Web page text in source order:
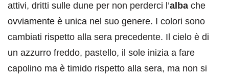
attivi, dritti sulle dune per non perderci l’alba che
ovviamente è unica nel suo genere. I colori sono
cambiati rispetto alla sera precedente. Il cielo è di
un azzurro freddo, pastello, il sole inizia a fare
capolino ma è timido rispetto alla sera, ma non si